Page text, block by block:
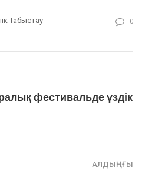
Табыстау
0
фестивальде үздік
АЛДЫҢҒЫ